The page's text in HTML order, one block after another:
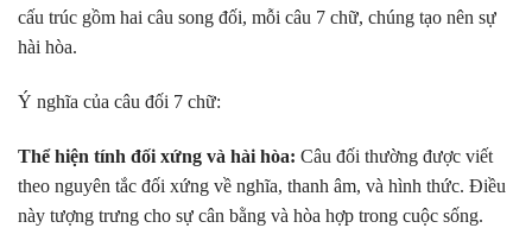
cấu trúc gồm hai câu song đối, mỗi câu 7 chữ, chúng tạo nên sự
hài hòa.
Ý nghĩa của câu đối 7 chữ:
Thể hiện tính đối xứng và hài hòa: Câu đối thường được viết
theo nguyên tắc đối xứng về nghĩa, thanh âm, và hình thức. Điều
này tượng trưng cho sự cân bằng và hòa hợp trong cuộc sống.